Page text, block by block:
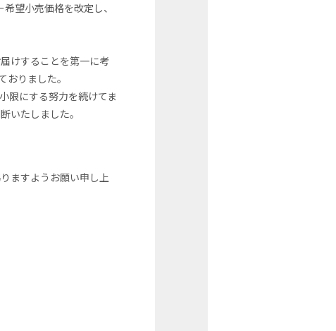
望小売価格を改定し、
けすることを第一に考
りました。
限にする努力を続けてま
いたしました。
ますようお願い申し上